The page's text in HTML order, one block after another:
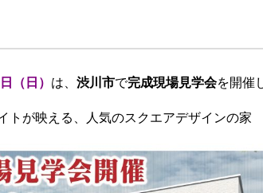
（日） は、渋川市で完成現場見学会を開催
トが映える、人気のスクエアデザインの家